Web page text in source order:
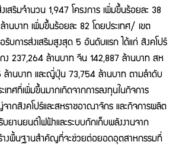
เสริมจำนวน 1,947 โครงการ เพิ่มขึ้นร้อยละ 38
านบาท เพิ่มขึ้นร้อยละ 82 โดยประเทศ/ เขต
รับการส่งเสริมสูงสุด 5 อันดับแรก ได้แก่ สิงคโปร์
ง 237,264 ล้านบาท จีน 142,887 ล้านบาท สห
ล้านบาท และญี่ปุ่น 73,754 ล้านบาท ตามลำดับ
เทศที่เพิ่มขึ้นมากเกิดจากการลงทุนในกิจการ
ากสิงคโปร์และสหราชอาณาจักร และกิจการผลิต
บยานยนต์ไฟฟ้าและระบบกักเก็บพลังงานจาก
ร้างพื้นฐานสำคัญที่จะช่วยต่อยอดอุตสาหกรรมที่